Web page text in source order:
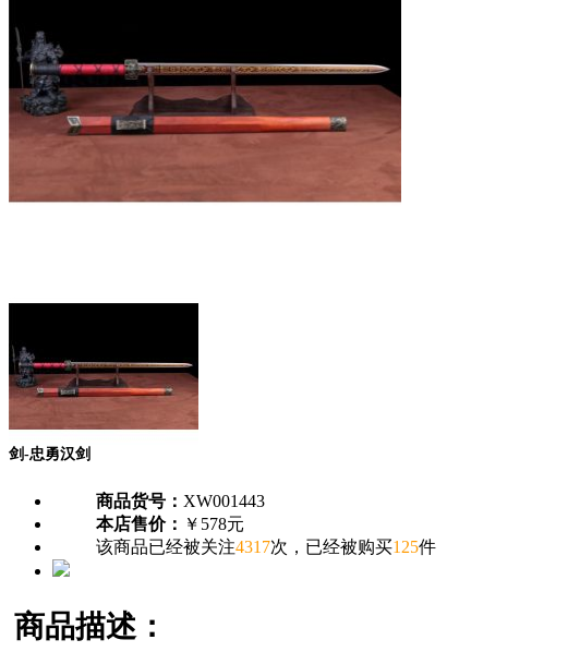
剑-忠勇汉剑
商品货号： XW001443
本店售价： ￥578元
该商品已经被关注4317次，已经被购买125件
商品描述：